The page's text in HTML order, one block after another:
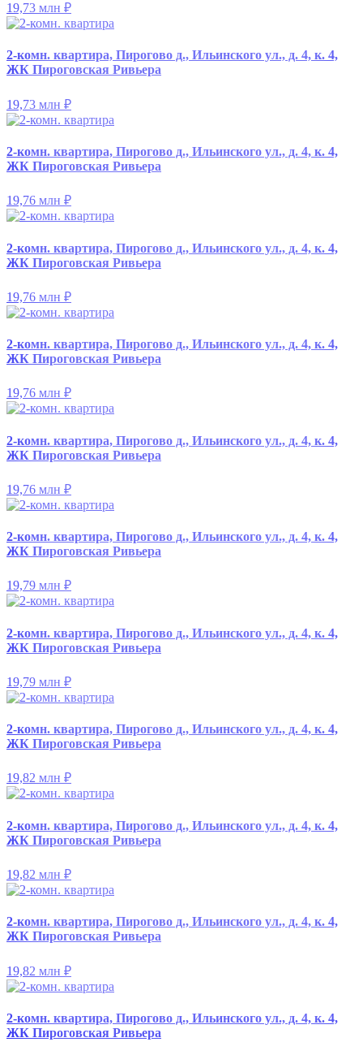
19,73 млн ₽
2-комн. квартира, Пирогово д., Ильинского ул., д. 4, к. 4,
ЖК Пироговская Ривьера
19,73 млн ₽
2-комн. квартира, Пирогово д., Ильинского ул., д. 4, к. 4,
ЖК Пироговская Ривьера
19,76 млн ₽
2-комн. квартира, Пирогово д., Ильинского ул., д. 4, к. 4,
ЖК Пироговская Ривьера
19,76 млн ₽
2-комн. квартира, Пирогово д., Ильинского ул., д. 4, к. 4,
ЖК Пироговская Ривьера
19,76 млн ₽
2-комн. квартира, Пирогово д., Ильинского ул., д. 4, к. 4,
ЖК Пироговская Ривьера
19,76 млн ₽
2-комн. квартира, Пирогово д., Ильинского ул., д. 4, к. 4,
ЖК Пироговская Ривьера
19,79 млн ₽
2-комн. квартира, Пирогово д., Ильинского ул., д. 4, к. 4,
ЖК Пироговская Ривьера
19,79 млн ₽
2-комн. квартира, Пирогово д., Ильинского ул., д. 4, к. 4,
ЖК Пироговская Ривьера
19,82 млн ₽
2-комн. квартира, Пирогово д., Ильинского ул., д. 4, к. 4,
ЖК Пироговская Ривьера
19,82 млн ₽
2-комн. квартира, Пирогово д., Ильинского ул., д. 4, к. 4,
ЖК Пироговская Ривьера
19,82 млн ₽
2-комн. квартира, Пирогово д., Ильинского ул., д. 4, к. 4,
ЖК Пироговская Ривьера